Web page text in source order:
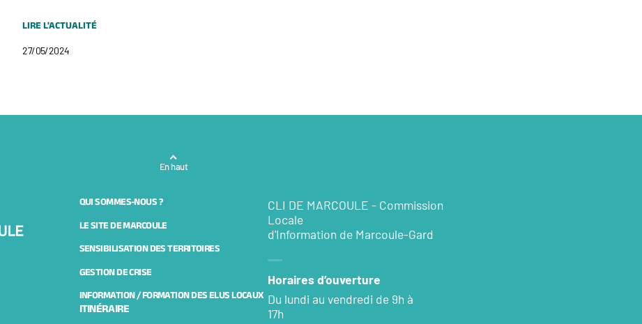
LIRE L'ACTUALITÉ
27/05/2024
En haut
ITINÉRAIRE
QUI SOMMES-NOUS ?
LE SITE DE MARCOULE
SENSIBILISATION DES TERRITOIRES
GESTION DE CRISE
INFORMATION / FORMATION DES ELUS LOCAUX
CLI DE MARCOULE - Commission
Locale
d'Information de Marcoule-Gard
Horaires d’ouverture
Du lundi au vendredi de 9h à
17h